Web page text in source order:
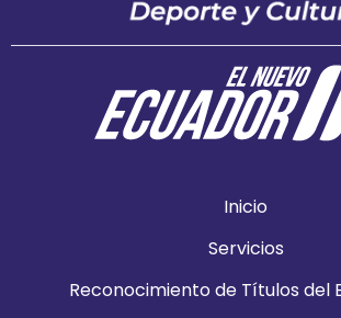
Inicio
Servicios
Reconocimiento de Títulos del